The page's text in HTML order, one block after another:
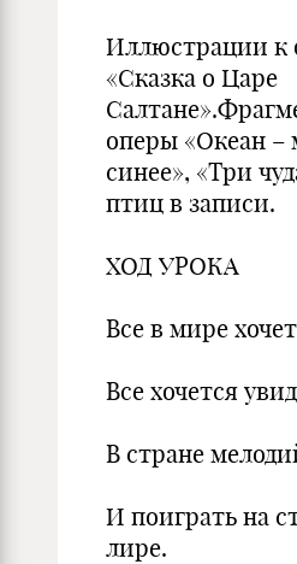
Иллюстрации к
«Сказка о Царе
оперы «Океан –
синее», «Три
птиц в записи.
ХОД УРОКА
Все в мире
Все хочется
В стране
И поиграть на
лире.